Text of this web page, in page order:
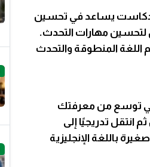
يساعد في تحسين
لتحسين مهارات التحدث.
المنطوقة والتحدث
توسع من معرفتك
انتقل تدريجيًا إلى
باللغة الإنجليزية